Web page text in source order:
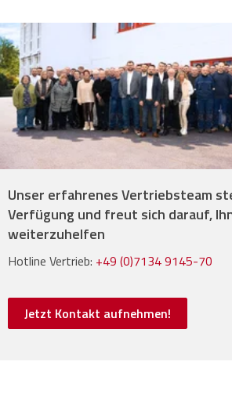
Unser erfahrenes Vertriebsteam
Verfügung und freut sich darauf,
weiterzuhelfen
Hotline Vertrieb: +49 (0)7134 9145-70
Jetzt Kontakt aufnehmen!